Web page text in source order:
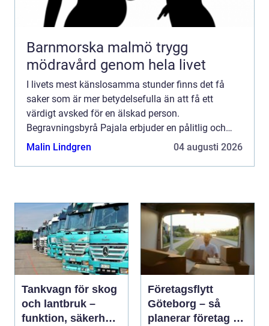
Barnmorska malmö trygg
mödravård genom hela livet
I livets mest känslosamma stunder finns det få
saker som är mer betydelsefulla än att få ett
värdigt avsked för en älskad person.
Begravningsbyrå Pajala erbjuder en pålitlig och
medmänsklig s...
Malin Lindgren 04 augusti 2026
Tankvagn för skog
och lantbruk –
funktion, säkerhet
Företagsflytt
Göteborg – så
planerar företag en